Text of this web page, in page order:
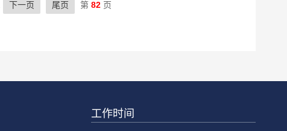
下一页 尾页 第 82页
工作时间